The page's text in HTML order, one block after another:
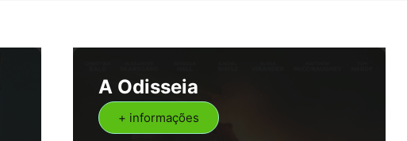
A Odisseia
+ informações